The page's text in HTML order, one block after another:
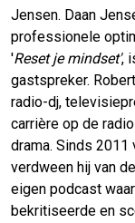
Jensen. Daan
professionele
'Reset je mindset',
gastspreker.
radio-dj,
carrière op de
drama. Sinds 2011
verdween hij van
eigen podcast
bekritiseerde en